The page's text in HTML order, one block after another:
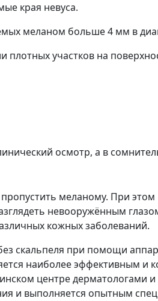
края невуса.
меланом больше 4 мм в
участков на
осмотр, а в
меланому. При этом
невооружённым
кожных заболеваний.
скальпеля при помощи
наиболее эффективным и
центре дерматологами
и выполняется опытным